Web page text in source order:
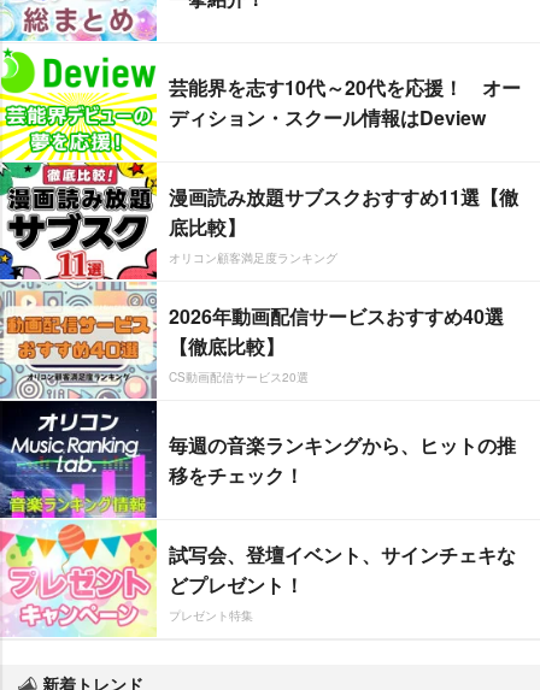
芸能界を志す10代～20代を応援！ オー
ディション・スクール情報はDeview
漫画読み放題サブスクおすすめ11選【徹
底比較】
オリコン顧客満足度ランキング
2026年動画配信サービスおすすめ40選
【徹底比較】
CS動画配信サービス20選
毎週の音楽ランキングから、ヒットの推
移をチェック！
試写会、登壇イベント、サインチェキな
どプレゼント！
プレゼント特集
新着トレンド